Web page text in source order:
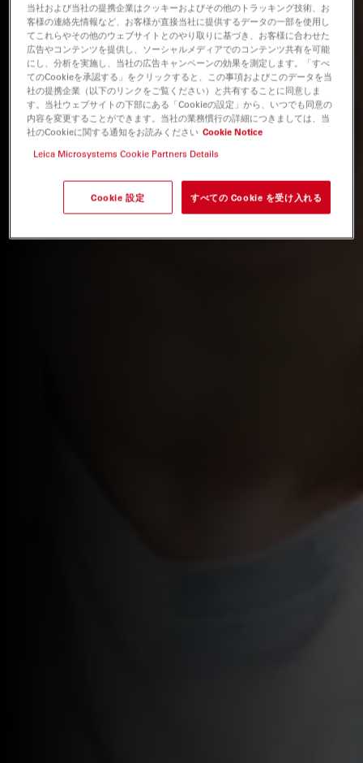
当社および当社の提携企業はクッキーおよびその他のトラッキング技術、お
客様の連絡先情報など、お客様が直接当社に提供するデータの一部を使用し
てこれらやその他のウェブサイトとのやり取りに基づき、お客様に合わせた
広告やコンテンツを提供し、ソーシャルメディアでのコンテンツ共有を可能
にし、分析を実施し、当社の広告キャンペーンの効果を測定します。「すべ
てのCookieを承認する」をクリックすると、この事項およびこのデータを当
社の提携企業（以下のリンクをご覧ください）と共有することに同意しま
す。当社ウェブサイトの下部にある「Cookieの設定」から、いつでも同意の
内容を変更することができます。当社の業務慣行の詳細につきましては、当
社のCookieに関する通知をお読みください Cookie Notice
Leica Microsystems Cookie Partners Details
Cookie 設定 すべての Cookie を受け入れる